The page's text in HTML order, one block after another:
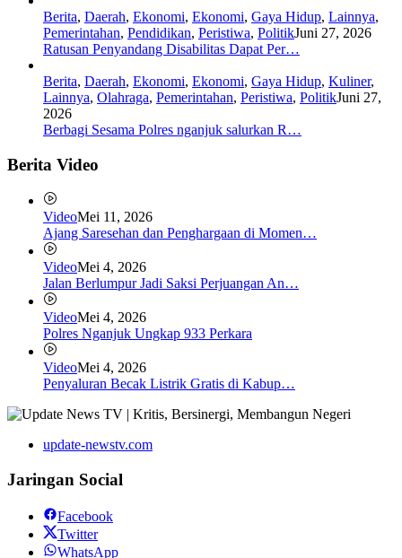
Berita, Daerah, Ekonomi, Ekonomi, Gaya Hidup, Lainnya,
Pemerintahan, Pendidikan, Peristiwa, PolitikJuni 27, 2026
Ratusan Penyandang Disabilitas Dapat Per…
Berita, Daerah, Ekonomi, Ekonomi, Gaya Hidup, Kuliner,
Lainnya, Olahraga, Pemerintahan, Peristiwa, PolitikJuni 27,
2026
Berbagi Sesama Polres nganjuk salurkan R…
Berita Video
VideoMei 11, 2026
Ajang Saresehan dan Penghargaan di Momen…
VideoMei 4, 2026
Jalan Berlumpur Jadi Saksi Perjuangan An…
VideoMei 4, 2026
Polres Nganjuk Ungkap 933 Perkara
VideoMei 4, 2026
Penyaluran Becak Listrik Gratis di Kabup…
update-newstv.com
Jaringan Social
Facebook
Twitter
WhatsApp